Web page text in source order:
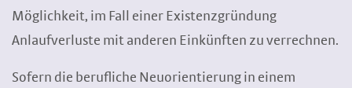
Möglichkeit, im Fall einer Existenzgründung
Anlaufverluste mit anderen Einkünften zu verrechnen.
Sofern die berufliche Neuorientierung in einem